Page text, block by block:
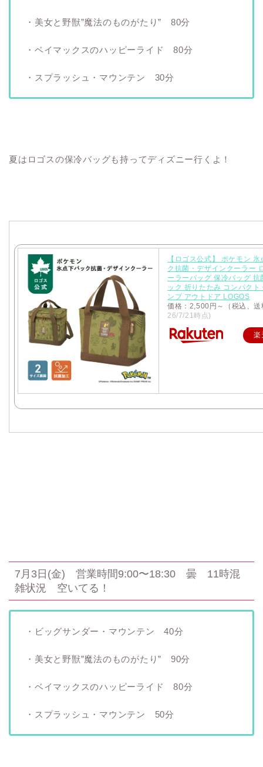
・美女と野獣”魔法のものがたり” 80分
・ベイマックスのハッピーライド 80分
・スプラッシュ・マウンテン 30分
夏はロゴスの保冷バッグも持ってディズニー行くよ！
【ロゴス公式】 ポケモン
ク抗菌・デザインクーラー
ーラーバッグ 保冷バッグ 抗
ック 折りたたみ コンパクト
ンプ アウトドア LOGOS
価格：2,500円～（税込、
26/7/21時点)
楽
7月3日(金) 営業時間9:00〜18:30 曇 11時混
雑状況 空いてる！
・ビッグサンダー・マウンテン 40分
・美女と野獣”魔法のものがたり” 90分
・ベイマックスのハッピーライド 80分
・スプラッシュ・マウンテン 50分